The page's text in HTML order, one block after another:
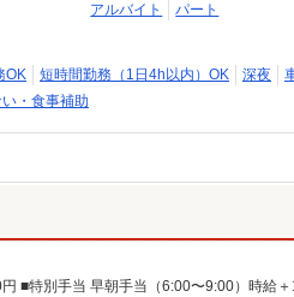
アルバイト
パート
OK 短時間勤務（1日4h以内）OK 深夜
い・食事補助